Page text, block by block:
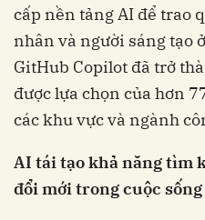
cấp nền tảng AI để trao
nhân và người sáng tạo
GitHub Copilot đã trở
được lựa chọn của hơn
các khu vực và ngành
AI tái tạo khả năng tìm
đổi mới trong cuộc